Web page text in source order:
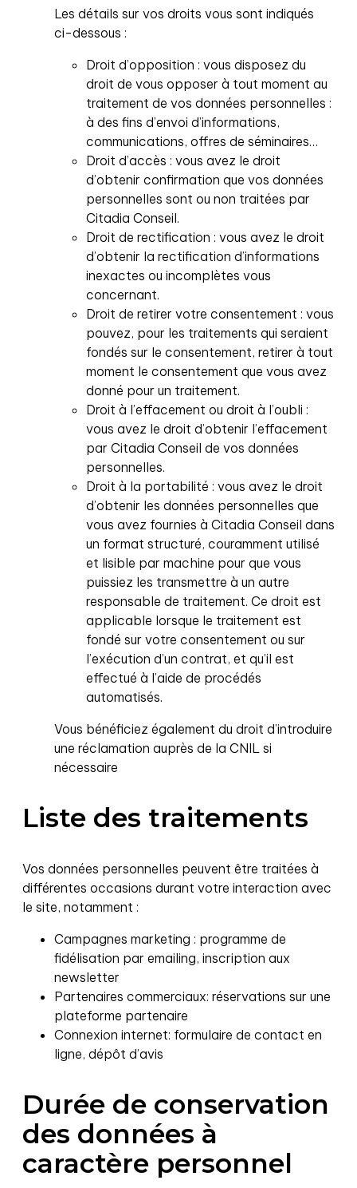
Les détails sur vos droits vous sont indiqués
ci-dessous :
Droit d’opposition : vous disposez du
droit de vous opposer à tout moment au
traitement de vos données personnelles :
à des fins d’envoi d’informations,
communications, offres de séminaires…
Droit d’accès : vous avez le droit
d’obtenir confirmation que vos données
personnelles sont ou non traitées par
Citadia Conseil.
Droit de rectification : vous avez le droit
d’obtenir la rectification d’informations
inexactes ou incomplètes vous
concernant.
Droit de retirer votre consentement : vous
pouvez, pour les traitements qui seraient
fondés sur le consentement, retirer à tout
moment le consentement que vous avez
donné pour un traitement.
Droit à l’effacement ou droit à l’oubli :
vous avez le droit d’obtenir l’effacement
par Citadia Conseil de vos données
personnelles.
Droit à la portabilité : vous avez le droit
d’obtenir les données personnelles que
vous avez fournies à Citadia Conseil dans
un format structuré, couramment utilisé
et lisible par machine pour que vous
puissiez les transmettre à un autre
responsable de traitement. Ce droit est
applicable lorsque le traitement est
fondé sur votre consentement ou sur
l’exécution d’un contrat, et qu’il est
effectué à l’aide de procédés
automatisés.
Vous bénéficiez également du droit d’introduire
une réclamation auprès de la CNIL si
nécessaire
Liste des traitements
Vos données personnelles peuvent être traitées à
différentes occasions durant votre interaction avec
le site, notamment :
Campagnes marketing : programme de
fidélisation par emailing, inscription aux
newsletter
Partenaires commerciaux: réservations sur une
plateforme partenaire
Connexion internet: formulaire de contact en
ligne, dépôt d’avis
Durée de conservation
des données à
caractère personnel